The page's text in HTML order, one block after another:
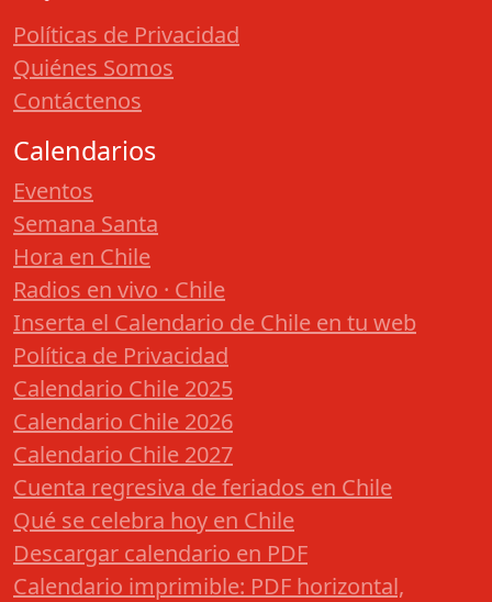
Políticas de Privacidad
Quiénes Somos
Contáctenos
Calendarios
Eventos
Semana Santa
Hora en Chile
Radios en vivo · Chile
Inserta el Calendario de Chile en tu web
Política de Privacidad
Calendario Chile 2025
Calendario Chile 2026
Calendario Chile 2027
Cuenta regresiva de feriados en Chile
Qué se celebra hoy en Chile
Descargar calendario en PDF
Calendario imprimible: PDF horizontal,